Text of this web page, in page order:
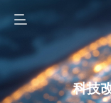
科技